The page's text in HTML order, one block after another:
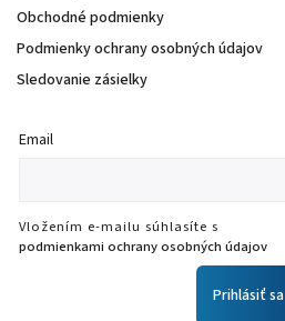
Obchodné podmienky
Podmienky ochrany osobných údajov
Sledovanie zásielky
Email
Vložením e-mailu súhlasíte s
podmienkami ochrany osobných údajov
Prihlásiť sa